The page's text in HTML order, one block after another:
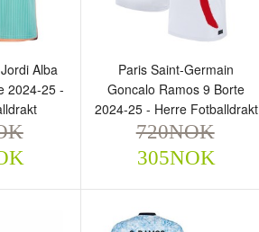
Alba
2024-25 -
305NOK
Paris Saint-Germain
Goncalo Ramos 9 Borte
2024-25 - Herre
Fotballdrakt
720NOK 305NOK
Alba
2024-25 -
Paris Saint-Germain
Goncalo Ramos 9 Borte
2024-25 - Herre Fotballdrakt
720NOK
305NOK